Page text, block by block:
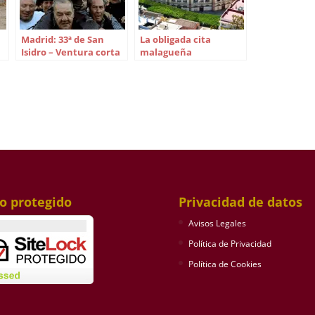
Madrid: 33ª de San
Isidro – Ventura corta
La obligada cita
malagueña
protegido Privacidad de datos
Avisos Legales
Política de Privacidad
Política de Cookies